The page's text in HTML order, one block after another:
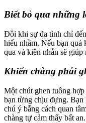
Biết bỏ qua những
Đôi khi sự đa tình chỉ
hiểu nhầm. Nếu bạn quá
qua và kiên nhẫn sẽ giúp
Khiến chàng phải
Một chút ghen tuông
bạn từng chịu đựng. Bạn
chú ý bằng cách quan
chàng tự cảm thấy bất an.